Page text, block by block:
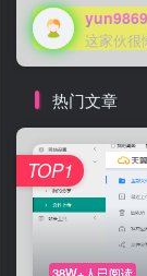
yun9869
热门文章
38W+人已阅读
TOP1
yun9869
38W+人已阅读
TOP1